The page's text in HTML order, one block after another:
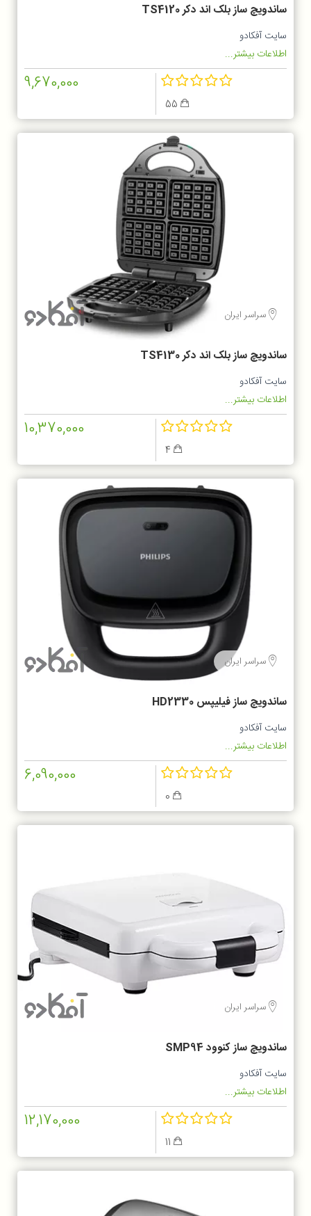
ساندویچ ساز بلک اند دکر TS4120
سایت آفکادو
اطلاعات بیشتر...
55
9,670,000
سراسر ایران
ساندویچ ساز بلک اند دکر TS4130
سایت آفکادو
اطلاعات بیشتر...
4
10,370,000
سراسر ایران
ساندویچ ساز فیلیپس HD2330
سایت آفکادو
اطلاعات بیشتر...
0
6,090,000
سراسر ایران
ساندویچ ساز کنوود SMP94
سایت آفکادو
اطلاعات بیشتر...
11
12,170,000